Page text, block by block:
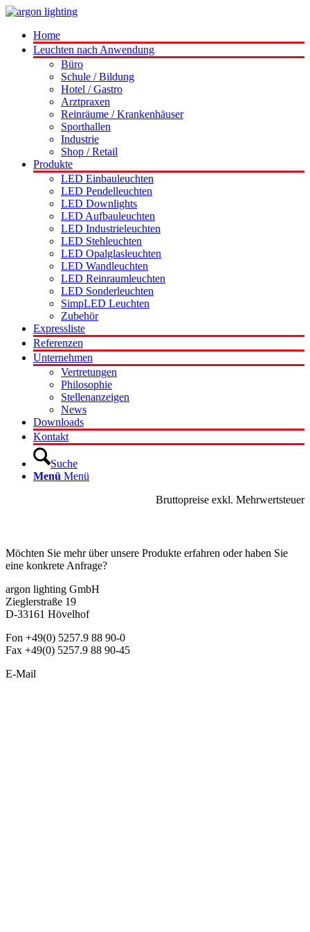
Home
Leuchten nach Anwendung
Büro
Schule / Bildung
Hotel / Gastro
Arztpraxen
Reinräume / Krankenhäuser
Sporthallen
Industrie
Shop / Retail
Produkte
LED Einbauleuchten
LED Pendelleuchten
LED Downlights
LED Aufbauleuchten
LED Industrieleuchten
LED Stehleuchten
LED Opalglasleuchten
LED Wandleuchten
LED Reinraumleuchten
LED Sonderleuchten
SimpLED Leuchten
Zubehör
Expressliste
Referenzen
Unternehmen
Vertretungen
Philosophie
Stellenanzeigen
News
Downloads
Kontakt
Suche
Menü Menü
Bruttopreise exkl. Mehrwertsteuer
Möchten Sie mehr über unsere Produkte erfahren oder haben Sie
eine konkrete Anfrage?
argon lighting GmbH
Zieglerstraße 19
D-33161 Hövelhof
Fon +49(0) 5257.9 88 90-0
Fax +49(0) 5257.9 88 90-45
E-Mail